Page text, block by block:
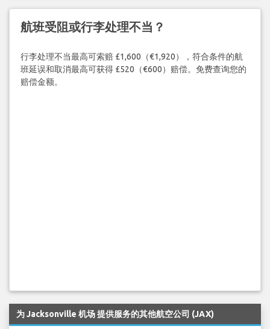
航班受阻或行李处理不当？
行李处理不当最高可索赔 £1,600（€1,920），符合条件的航
班延误和取消最高可获得 £520（€600）赔偿。免费查询您的
赔偿金额。
为 Jacksonville 机场 提供服务的其他航空公司 (JAX)